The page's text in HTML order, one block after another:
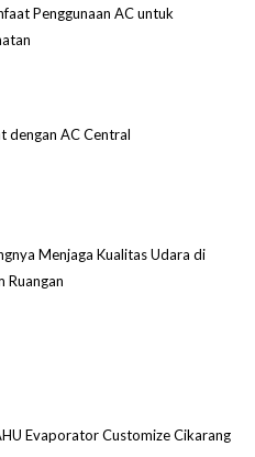
Penggunaan AC untuk
dengan AC Central
Menjaga Kualitas Udara di
Ruangan
Evaporator Customize Cikarang